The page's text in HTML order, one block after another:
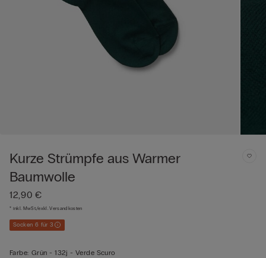
Kurze Strümpfe aus Warmer
Baumwolle
12,90 €
* inkl. MwSt./exkl. Versandkosten
Socken 6 für 3
Farbe: Grün -132j - Verde Scuro